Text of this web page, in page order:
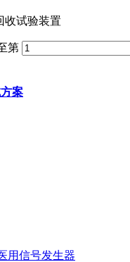
收试验装置
第
案
用信号发生器